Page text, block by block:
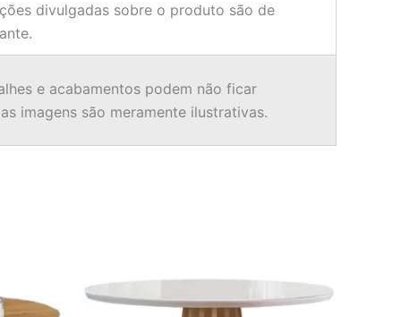
divulgadas sobre o produto são de
e acabamentos podem não ficar
imagens são meramente ilustrativas.